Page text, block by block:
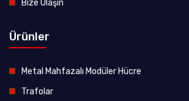
Bize Ulaşın
Ürünler
Metal Mahfazalı Modüler Hücre
Trafolar